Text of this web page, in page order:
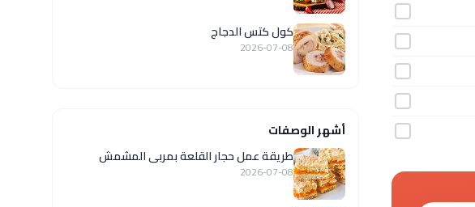
كول كتس الدجاج
2026-07-08
أشهر الوصفات
طريقة عمل حجار القلعة بمربى المشمش
2026-07-08